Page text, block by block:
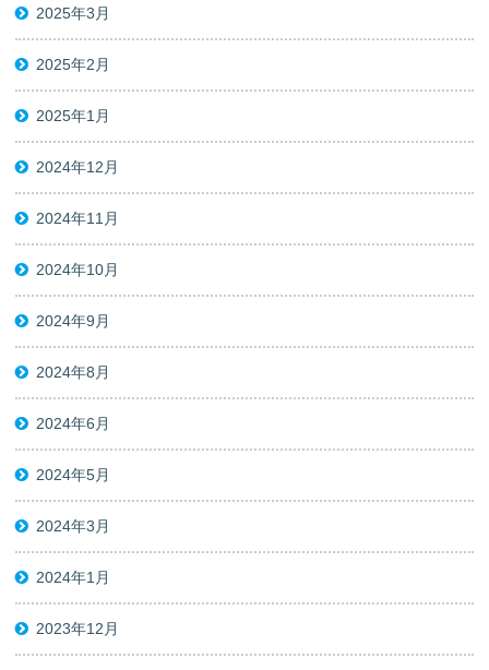
2025年3月
2025年2月
2025年1月
2024年12月
2024年11月
2024年10月
2024年9月
2024年8月
2024年6月
2024年5月
2024年3月
2024年1月
2023年12月